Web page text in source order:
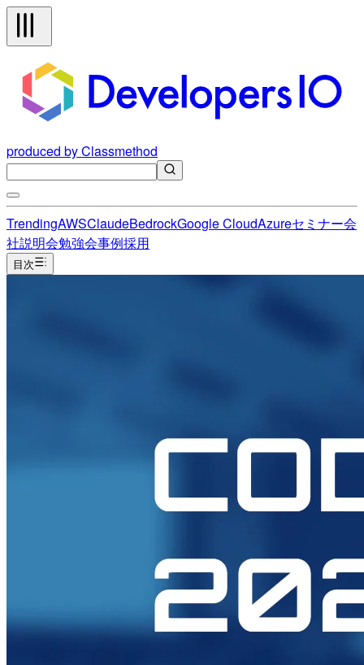
produced by Classmethod
TrendingAWSClaudeBedrockGoogle CloudAzureセミナー会
社説明会勉強会事例採用
目次